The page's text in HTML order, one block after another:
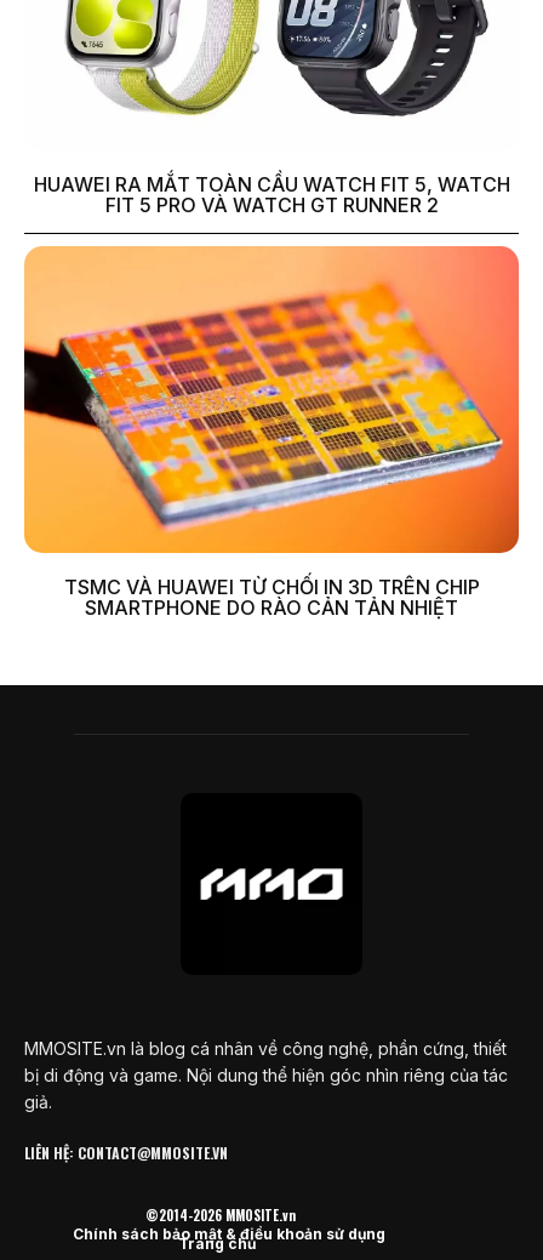
HUAWEI RA MẮT TOÀN CẦU WATCH FIT 5, WATCH
FIT 5 PRO VÀ WATCH GT RUNNER 2
TSMC VÀ HUAWEI TỪ CHỐI IN 3D TRÊN CHIP
SMARTPHONE DO RÀO CẢN TẢN NHIỆT
MMOSITE.vn là blog cá nhân về công nghệ, phần cứng, thiết
bị di động và game. Nội dung thể hiện góc nhìn riêng của tác
giả.
LIÊN HỆ: CONTACT@MMOSITE.VN
Trang chủ
Chính sách bảo mật & điều khoản sử dụng
©2014-2026 MMOSITE.vn